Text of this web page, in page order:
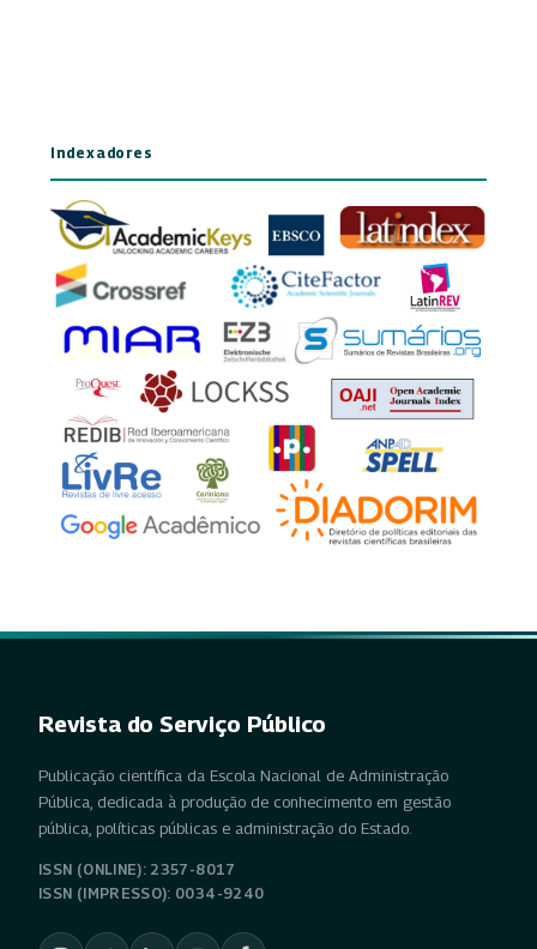
Indexadores
Revista do Serviço Público
Publicação científica da Escola Nacional de Administração
Pública, dedicada à produção de conhecimento em gestão
pública, políticas públicas e administração do Estado.
ISSN (ONLINE): 2357-8017
ISSN (IMPRESSO): 0034-9240